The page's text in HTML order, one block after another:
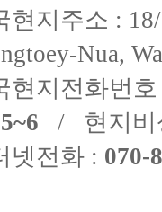
현지주소 :
Nua,
현지전화번
/ 현지비
넷전화 : 070-